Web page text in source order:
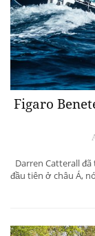
Figaro
Darren Catterall
đầu tiên ở châu Á,